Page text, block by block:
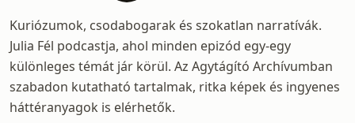
Kuriózumok, csodabogarak és szokatlan narratívák.
Julia Fél podcastja, ahol minden epizód egy-egy
különleges témát jár körül. Az Agytágító Archívumban
szabadon kutatható tartalmak, ritka képek és ingyenes
háttéranyagok is elérhetők.